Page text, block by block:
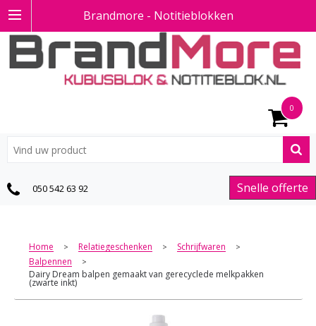
Brandmore - Notitieblokken
0
Snelle offerte
050 542 63 92
Home > Relatiegeschenken > Schrijfwaren >
Balpennen >
Dairy Dream balpen gemaakt van gerecyclede melkpakken
(zwarte inkt)